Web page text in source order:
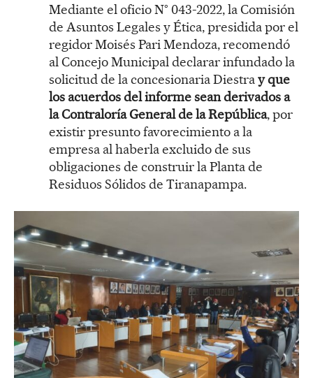
Mediante el oficio N° 043-2022, la Comisión
de Asuntos Legales y Ética, presidida por el
regidor Moisés Pari Mendoza, recomendó
al Concejo Municipal declarar infundado la
solicitud de la concesionaria Diestray que
los acuerdos del informe sean derivados a
la Contraloría General de la República, por
existir presunto favorecimiento a la
empresa al haberla excluido de sus
obligaciones de construir la Planta de
Residuos Sólidos de Tiranapampa.